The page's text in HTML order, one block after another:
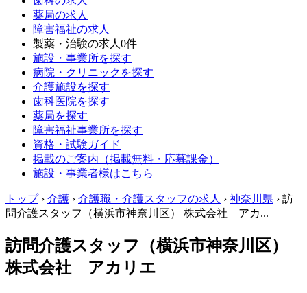
薬局の求人
障害福祉の求人
製薬・治験の求人 0件
施設・事業所を探す
病院・クリニックを探す
介護施設を探す
歯科医院を探す
薬局を探す
障害福祉事業所を探す
資格・試験ガイド
掲載のご案内（掲載無料・応募課金）
施設・事業者様はこちら
トップ › 介護 › 介護職・介護スタッフの求人 › 神奈川県 › 訪
問介護スタッフ（横浜市神奈川区） 株式会社 アカ...
訪問介護スタッフ（横浜市神奈川区）
株式会社 アカリエ